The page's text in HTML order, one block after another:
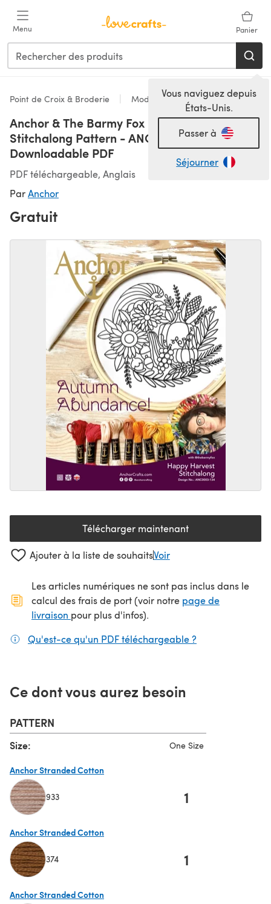
Menu Panier
Vous naviguez depuis
États-Unis.
Passer à
Séjourner
Point de Croix & Broderie Modèles
Anchor & The Barmy Fox Happy Harvest
Stitchalong Pattern - ANC0003-134 -
Downloadable PDF
PDF téléchargeable, Anglais
ParAnchor
Gratuit
Télécharger maintenant(s'ouvre dans un nouvel
Ajouter à la liste de souhaitsVoir
Les articles numériques ne sont pas inclus dans le
calcul des frais de port (voir notre page de
livraison (s'ouvre dans un nouvel onglet)
pour plus d'infos).
Qu'est-ce qu'un PDF téléchargeable ?
Ce dont vous aurez besoin
PATTERN
Size: One Size
Anchor Stranded Cotton
933 1
Anchor Stranded Cotton
374 1
Anchor Stranded Cotton